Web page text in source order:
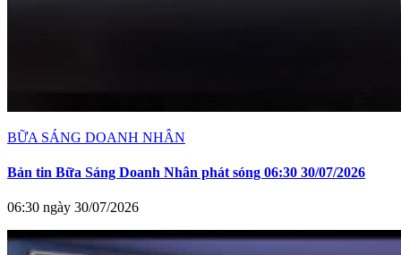
BỮA SÁNG DOANH NHÂN
Bản tin Bữa Sáng Doanh Nhân phát sóng 06:30 30/07/2026
06:30 ngày 30/07/2026